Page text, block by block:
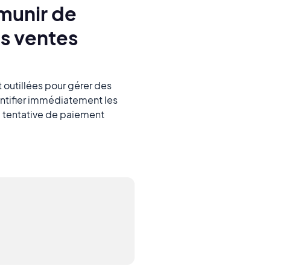
de
ventes
outillées pour gérer des
immédiatement les
tentative de paiement